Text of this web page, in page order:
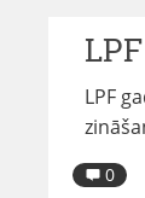
LPF
0